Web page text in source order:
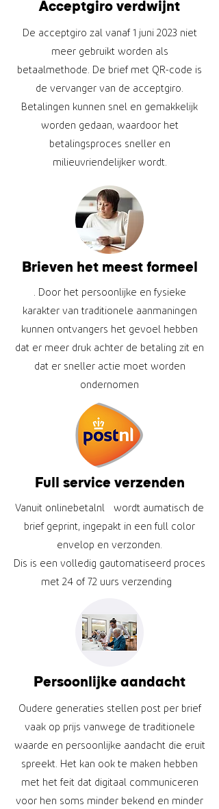
Acceptgiro verdwijnt
De acceptgiro zal vanaf 1 juni 2023 niet
meer gebruikt worden als
betaalmethode. De brief met QR-code is
de vervanger van de acceptgiro.
Betalingen kunnen snel en gemakkelijk
worden gedaan, waardoor het
betalingsproces sneller en
milieuvriendelijker wordt.
Brieven het meest formeel
. Door het persoonlijke en fysieke
karakter van traditionele aanmaningen
kunnen ontvangers het gevoel hebben
dat er meer druk achter de betaling zit en
dat er sneller actie moet worden
ondernomen
Full service verzenden
Vanuit onlinebetalnl wordt aumatisch de
brief geprint, ingepakt in een full color
envelop en verzonden.
Dis is een volledig gautomatiseerd proces
met 24 of 72 uurs verzending
Persoonlijke aandacht
Oudere generaties stellen post per brief
vaak op prijs vanwege de traditionele
waarde en persoonlijke aandacht die eruit
spreekt. Het kan ook te maken hebben
met het feit dat digitaal communiceren
voor hen soms minder bekend en minder